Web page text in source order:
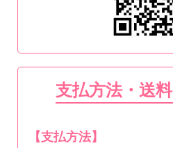
支払方法・送
【支払方法】